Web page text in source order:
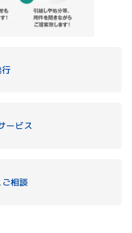
ービス
相談